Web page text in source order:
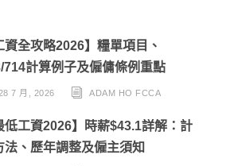
資全攻略2026】糧單項目、
714計算例子及僱傭條例重點
7 月, 2026 ADAM HO FCCA
低工資2026】時薪$43.1詳解：計
法、歷年調整及僱主須知